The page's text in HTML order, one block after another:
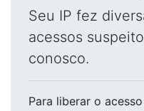
Seu IP fez
acessos
conosco.
Para liberar o acesso